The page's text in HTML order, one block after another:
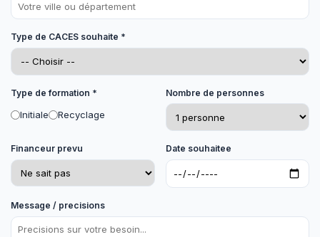
Type de CACES souhaite *
Type de formation *
Initiale Recyclage
Nombre de personnes
Financeur prevu Date souhaitee
Message / precisions